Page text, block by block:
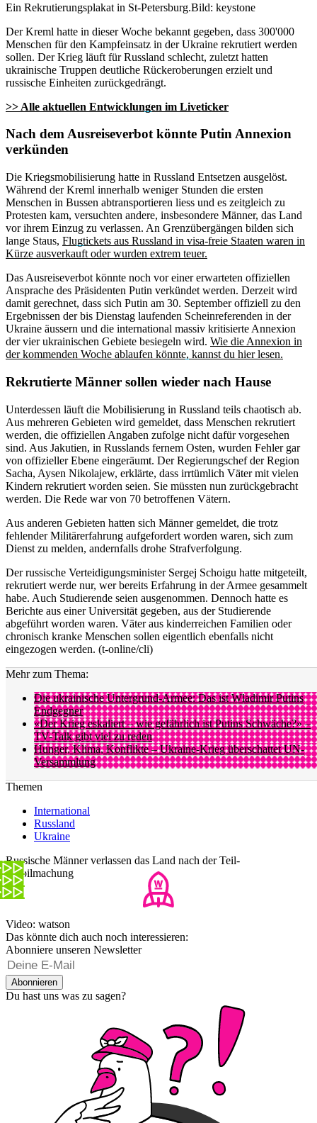
Ein Rekrutierungsplakat in St-Petersburg.Bild: keystone
Der Kreml hatte in dieser Woche bekannt gegeben, dass 300'000
Menschen für den Kampfeinsatz in der Ukraine rekrutiert werden
sollen. Der Krieg läuft für Russland schlecht, zuletzt hatten
ukrainische Truppen deutliche Rückeroberungen erzielt und
russische Einheiten zurückgedrängt.
>> Alle aktuellen Entwicklungen im Liveticker
Nach dem Ausreiseverbot könnte Putin Annexion
verkünden
Die Kriegsmobilisierung hatte in Russland Entsetzen ausgelöst.
Während der Kreml innerhalb weniger Stunden die ersten
Menschen in Bussen abtransportieren liess und es zeitgleich zu
Protesten kam, versuchten andere, insbesondere Männer, das Land
vor ihrem Einzug zu verlassen. An Grenzübergängen bilden sich
lange Staus, Flugtickets aus Russland in visa-freie Staaten waren in
Kürze ausverkauft oder wurden extrem teuer.
Das Ausreiseverbot könnte noch vor einer erwarteten offiziellen
Ansprache des Präsidenten Putin verkündet werden. Derzeit wird
damit gerechnet, dass sich Putin am 30. September offiziell zu den
Ergebnissen der bis Dienstag laufenden Scheinreferenden in der
Ukraine äussern und die international massiv kritisierte Annexion
der vier ukrainischen Gebiete besiegeln wird. Wie die Annexion in
der kommenden Woche ablaufen könnte, kannst du hier lesen.
Rekrutierte Männer sollen wieder nach Hause
Unterdessen läuft die Mobilisierung in Russland teils chaotisch ab.
Aus mehreren Gebieten wird gemeldet, dass Menschen rekrutiert
werden, die offiziellen Angaben zufolge nicht dafür vorgesehen
sind. Aus Jakutien, in Russlands fernem Osten, wurden Fehler gar
von offizieller Ebene eingeräumt. Der Regierungschef der Region
Sacha, Aysen Nikolajew, erklärte, dass irrtümlich Väter mit vielen
Kindern rekrutiert worden seien. Sie müssten nun zurückgebracht
werden. Die Rede war von 70 betroffenen Vätern.
Aus anderen Gebieten hatten sich Männer gemeldet, die trotz
fehlender Militärerfahrung aufgefordert worden waren, sich zum
Dienst zu melden, andernfalls drohe Strafverfolgung.
Der russische Verteidigungsminister Sergej Schoigu hatte mitgeteilt,
rekrutiert werde nur, wer bereits Erfahrung in der Armee gesammelt
habe. Auch Studierende seien ausgenommen. Dennoch hatte es
Berichte aus einer Universität gegeben, aus der Studierende
abgeführt worden waren. Väter aus kinderreichen Familien oder
chronisch kranke Menschen sollen eigentlich ebenfalls nicht
eingezogen werden. (t-online/cli)
Mehr zum Thema:
Die ukrainische Untergrund-Armee: Das ist Wladimir Putins
Endgegner
«Der Krieg eskaliert – wie gefährlich ist Putins Schwäche?» –
TV-Talk gibt viel zu reden
Hunger, Klima, Konflikte – Ukraine-Krieg überschattet UN-
Versammlung
Themen
International
Russland
Ukraine
Russische Männer verlassen das Land nach der Teil-
Mobilmachung
Video: watson
Das könnte dich auch noch interessieren:
Abonniere unseren Newsletter
Abonnieren
Du hast uns was zu sagen?